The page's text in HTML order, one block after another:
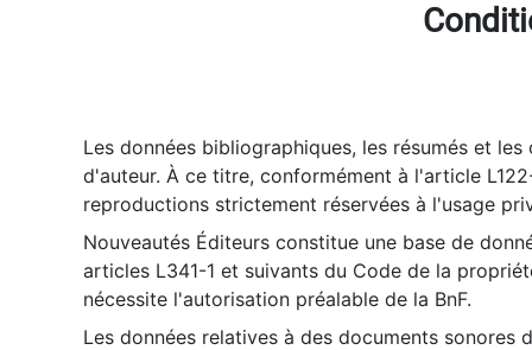
Les données bibliographiques, les résumés et
d'auteur. À ce titre, conformément à l'article
reproductions strictement réservées à l'usage
Nouveautés Éditeurs constitue une base de
articles L341-1 et suivants du Code de la
nécessite l'autorisation préalable de la BnF.
Les données relatives à des documents sonores